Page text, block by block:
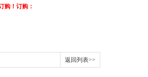
购！订购：
返回列表>>